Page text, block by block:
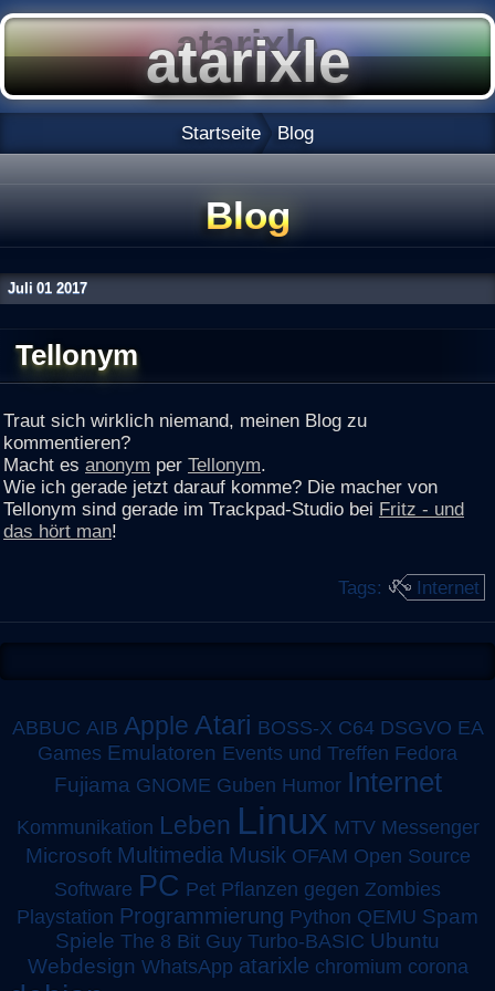
Startseite Blog
Blog
Juli 01 2017
Tellonym
Traut sich wirklich niemand, meinen Blog zu
kommentieren?
Macht es anonym per Tellonym.
Wie ich gerade jetzt darauf komme? Die macher von
Tellonym sind gerade im Trackpad-Studio bei Fritz - und
das hört man!
Tags: Internet
ABBUC AIB Apple Atari BOSS-X C64 DSGVO EA
Games Emulatoren Events und Treffen Fedora
Fujiama GNOME Guben Humor Internet
Kommunikation Leben Linux MTV Messenger
Microsoft Multimedia Musik OFAM Open Source
Software PC Pet Pflanzen gegen Zombies
Playstation Programmierung Python QEMU Spam
Spiele The 8 Bit Guy Turbo-BASIC Ubuntu
Webdesign WhatsApp atarixle chromium corona